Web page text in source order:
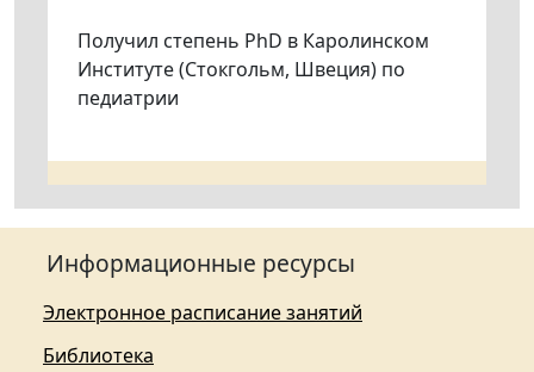
Получил степень PhD в Каролинском
Институте (Стокгольм, Швеция) по
педиатрии
Информационные ресурсы
Электронное расписание занятий
Библиотека